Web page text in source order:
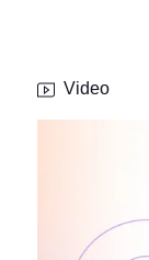
Video